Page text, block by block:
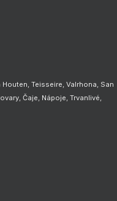
Houten Teisseire Valrhona San
Čaje Nápoje Trvanlivé